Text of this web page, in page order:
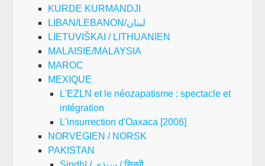
KURDE KURMANDJI
LIBAN/LEBANON/لبنان
LIETUVIŠKAI / LITHUANIEN
MALAISIE/MALAYSIA
MAROC
MEXIQUE
L'EZLN et le néozapatisme : spectacle et
intégration
L'insurrection d'Oaxaca [2006]
NORVEGIEN / NORSK
PAKISTAN